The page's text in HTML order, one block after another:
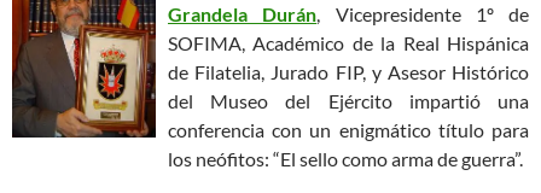
Grandela Durán, Vicepresidente 1º de
SOFIMA, Académico de la Real Hispánica
de Filatelia, Jurado FIP, y Asesor Histórico
del Museo del Ejército impartió una
conferencia con un enigmático título para
los neófitos: “El sello como arma de guerra”.